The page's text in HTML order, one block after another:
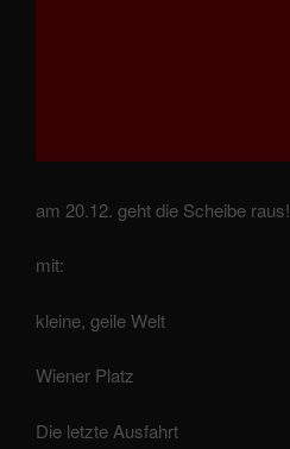
am 20.12. geht die Scheibe raus!
mit:
kleine, geile Welt
Wiener Platz
Die letzte Ausfahrt